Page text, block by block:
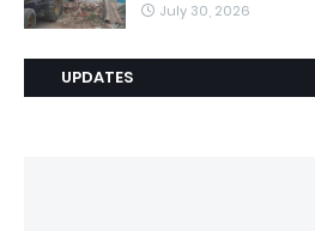
July 30, 2026
UPDATES